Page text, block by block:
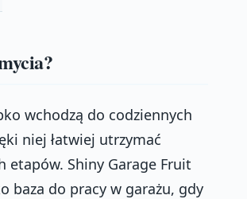
wchodzą do codziennych
niej łatwiej utrzymać
etapów. Shiny Garage Fruit
baza do pracy w garażu, gdy